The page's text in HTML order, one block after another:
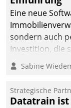
Eine neue
sondern auch
Investition, die
nachhaltige
dieses Ziel
Sabine
Strategische
Datatrain ist